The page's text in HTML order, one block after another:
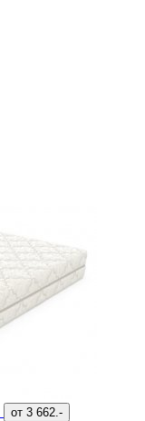
от 3 662.-